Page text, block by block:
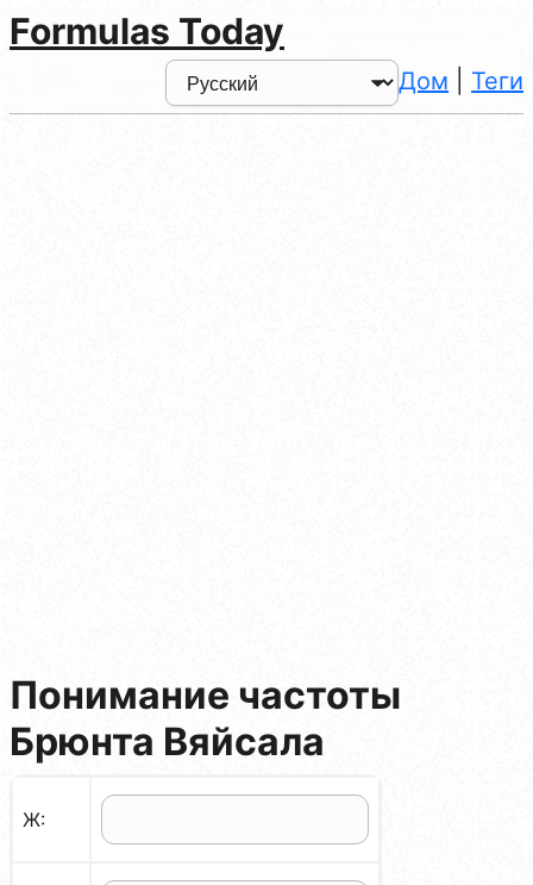
Formulas Today
Дом Теги
Понимание частоты
Брюнта Вяйсала
Ж: